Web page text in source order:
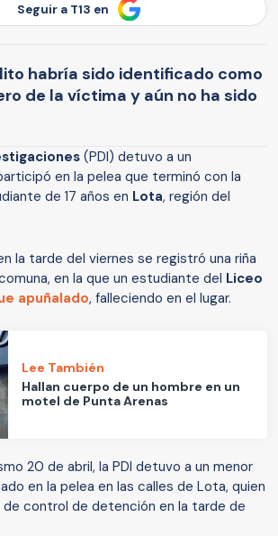
Seguir a T13 en
habría sido identificado como
de la víctima y aún no ha sido
(PDI) detuvo a un
en la pelea que terminó con la
de 17 años en Lota, región del
la tarde del viernes se registró una riña
en la que un estudiante del Liceo
apuñalado, falleciendo en el lugar.
Lee También
Hallan cuerpo de un hombre en un
motel de Punta Arenas
20 de abril, la PDI detuvo a un menor
en la pelea en las calles de Lota, quien
de control de detención en la tarde de